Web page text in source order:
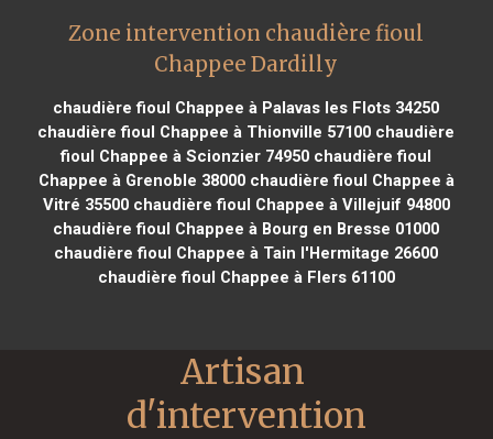
Zone intervention chaudière fioul
Chappee Dardilly
chaudière fioul Chappee à Palavas les Flots 34250
chaudière fioul Chappee à Thionville 57100 chaudière
fioul Chappee à Scionzier 74950 chaudière fioul
Chappee à Grenoble 38000chaudière fioul Chappee à
Vitré 35500chaudière fioul Chappee à Villejuif 94800
chaudière fioul Chappee à Bourg en Bresse 01000
chaudière fioul Chappee à Tain l'Hermitage 26600
chaudière fioul Chappee à Flers 61100
Artisan
d'intervention